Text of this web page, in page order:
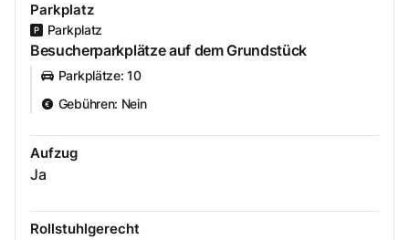
Parkplatz
Parkplatz
Besucherparkplätze auf dem Grundstück
Parkplätze: 10
Gebühren: Nein
Aufzug
Ja
Rollstuhlgerecht